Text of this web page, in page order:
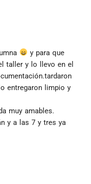
y para que
taller y lo llevo en el
entregaron limpio y
muy amables.
y a las 7 y tres ya